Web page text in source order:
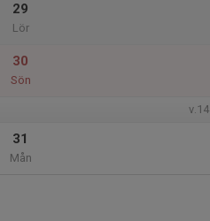
29
Lör
30
Sön
v.14
31
Mån